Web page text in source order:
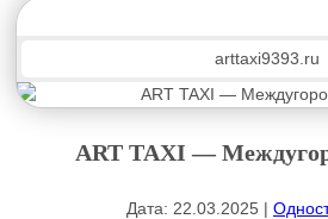
arttaxi9393.ru
ART TAXI —
Дата: 22.03.2025 |